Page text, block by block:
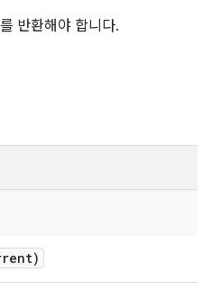
반환해야 합니다.